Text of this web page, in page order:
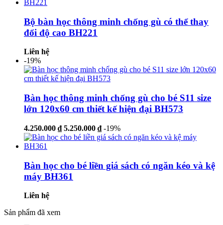
Bộ bàn học thông minh chống gù có thể thay
đổi độ cao BH221
Liên hệ
-19%
Bàn học thông minh chống gù cho bé S11 size
lớn 120x60 cm thiết kế hiện đại BH573
4.250.000 ₫ 5.250.000 ₫ -19%
Bàn học cho bé liền giá sách có ngăn kéo và kệ
máy BH361
Liên hệ
Sản phẩm đã xem